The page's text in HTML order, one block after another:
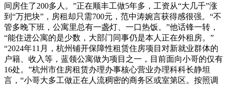
间房住了200多人。”正在顺丰工做5年多，工资从“大几千”涨
到“万把块”，房租却只需700元，范中涛婉言获得感很强。“不
管多晚下班，公寓里总有一盏灯、一口热饭。”他话锋一转，
“能住进公寓的是少数，大部门同事仍是本人正在外租房。”
“2024年11月，杭州铺开保障性租赁住房项目对新就业群体的
户籍、收入等，蓝领公寓做为项目之一，目前面向小哥的仅有
16处。”杭州市住房租赁办理办事核心营业办理科科长静坦
言，“小哥大多工做正在人流稠密的商务区或室第区。按照调